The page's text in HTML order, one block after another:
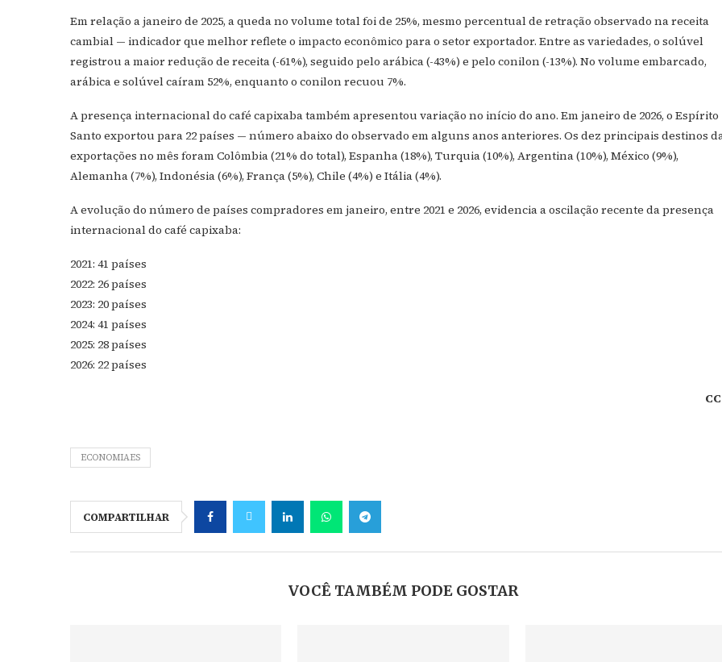
Em relação a janeiro de 2025, a queda no volume total foi de 25%, mesmo percentual de retração observado na receita
cambial — indicador que melhor reflete o impacto econômico para o setor exportador. Entre as variedades, o solúvel
registrou a maior redução de receita (-61%), seguido pelo arábica (-43%) e pelo conilon (-13%). No volume embarcado,
arábica e solúvel caíram 52%, enquanto o conilon recuou 7%.
A presença internacional do café capixaba também apresentou variação no início do ano. Em janeiro de 2026, o Espírito
Santo exportou para 22 países — número abaixo do observado em alguns anos anteriores. Os dez principais destinos
exportações no mês foram Colômbia (21% do total), Espanha (18%), Turquia (10%), Argentina (10%), México (9%),
Alemanha (7%), Indonésia (6%), França (5%), Chile (4%) e Itália (4%).
A evolução do número de países compradores em janeiro, entre 2021 e 2026, evidencia a oscilação recente da presença
internacional do café capixaba:
2021: 41 países
2022: 26 países
2023: 20 países
2024: 41 países
2025: 28 países
2026: 22 países
ECONOMIAES
COMPARTILHAR
VOCÊ TAMBÉM PODE GOSTAR